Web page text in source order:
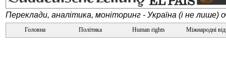
Переклади, аналітика, моніторинг - Україна (і не лише)
Головна Політика Human rights Міжнародні